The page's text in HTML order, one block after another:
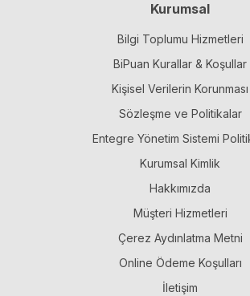
Kurumsal
Bilgi Toplumu Hizmetleri
BiPuan Kurallar & Koşullar
Kişisel Verilerin Korunması
Sözleşme ve Politikalar
Entegre Yönetim Sistemi
Kurumsal Kimlik
Hakkımızda
Müşteri Hizmetleri
Çerez Aydınlatma Metni
Online Ödeme Koşulları
İletişim